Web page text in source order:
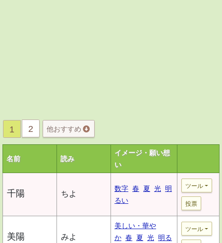
1 2 他おすすめ
名前 読み
イメージ・願い想
い
千陽 ちよ
数字 春 夏 光 明
るい
ツール
投票
美陽 みよ
美しい・華や
か 春 夏 光 明る
ツール